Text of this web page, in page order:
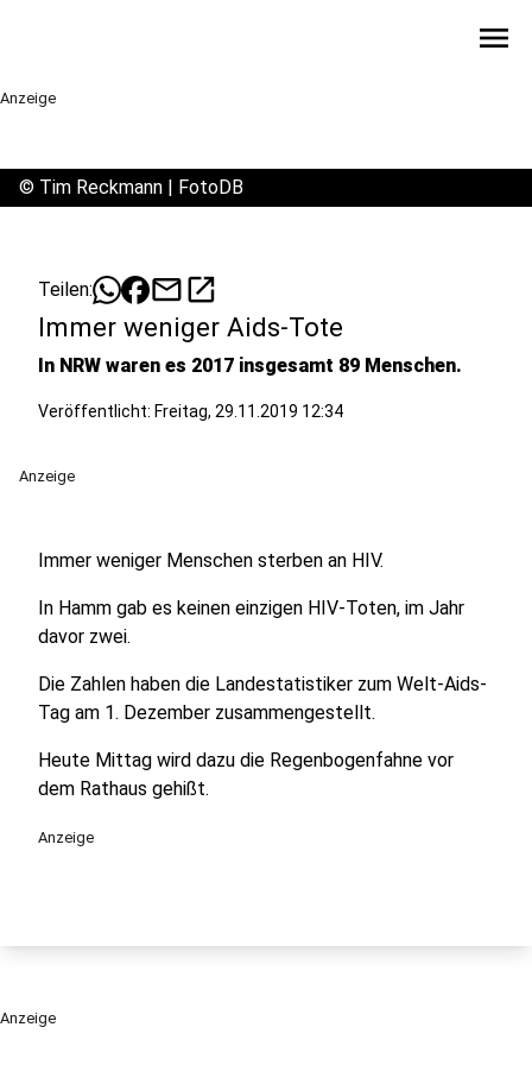
menu
Anzeige
© Tim Reckmann | FotoDB
Teilen: mailopen_in_new
Immer weniger Aids-Tote
In NRW waren es 2017 insgesamt 89 Menschen.
Veröffentlicht: Freitag, 29.11.2019 12:34
Anzeige
Immer weniger Menschen sterben an HIV.
In Hamm gab es keinen einzigen HIV-Toten, im Jahr
davor zwei.
Die Zahlen haben die Landestatistiker zum Welt-Aids-
Tag am 1. Dezember zusammengestellt.
Heute Mittag wird dazu die Regenbogenfahne vor
dem Rathaus gehißt.
Anzeige
Anzeige